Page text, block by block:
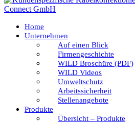
Home
Unternehmen
Auf einen Blick
Firmengeschichte
WILD Broschüre (PDF)
WILD Videos
Umweltschutz
Arbeitssicherheit
Stellenangebote
Produkte
Übersicht – Produkte